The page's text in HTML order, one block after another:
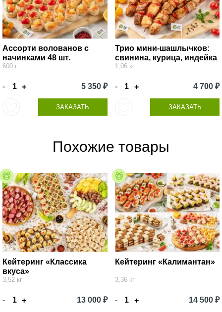
Ассорти волованов с
начинками 48 шт.
600 г
- + 5 350 ₽
ЗАКАЗАТЬ
Трио мини-шашлычков:
свинина, курица, индейка
1,06 кг
- + 4 700 ₽
ЗАКАЗАТЬ
Похожие товары
Кейтеринг «Классика
вкуса»
3,52 кг
- + 13 000 ₽
Кейтеринг «Калимантан»
3,36 кг
- + 14 500 ₽